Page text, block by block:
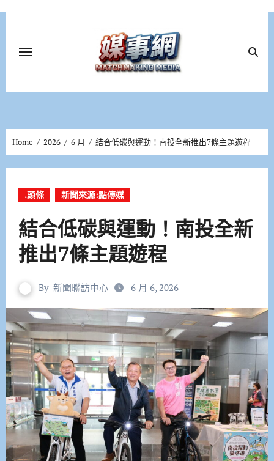
Home 2026 6 月 結合低碳與運動！南投全新推出7條主題遊程
.頭條 新聞來源:點傳媒
結合低碳與運動！南投全新
推出7條主題遊程
By 新聞聯訪中心 6 月 6, 2026